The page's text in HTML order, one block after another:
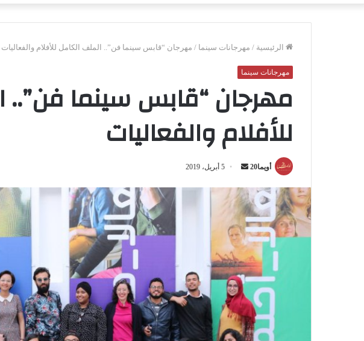
الرئيسية / مهرجانات سينما / مهرجان “قابس سينما فن”.. الملف الكامل للأفلام والفعاليات
مهرجانات سينما
مهرجان “قابس سينما فن”..
للأفلام والفعاليات
أويما20
س
ب
ر
د
ا
إ
ل
ك
5 أبريل، 2019